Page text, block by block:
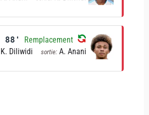
88' Remplacement
K. Diliwidi sortie: A. Anani